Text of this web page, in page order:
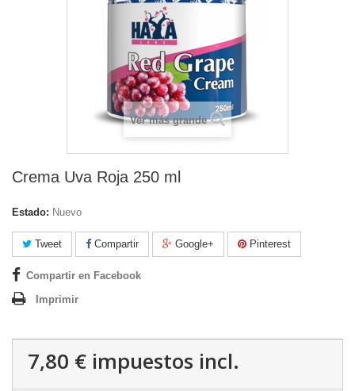
Ver más grande
Crema Uva Roja 250 ml
Estado: Nuevo
Tweet Compartir Google+ Pinterest
Compartir en Facebook
Imprimir
7,80 € impuestos incl.